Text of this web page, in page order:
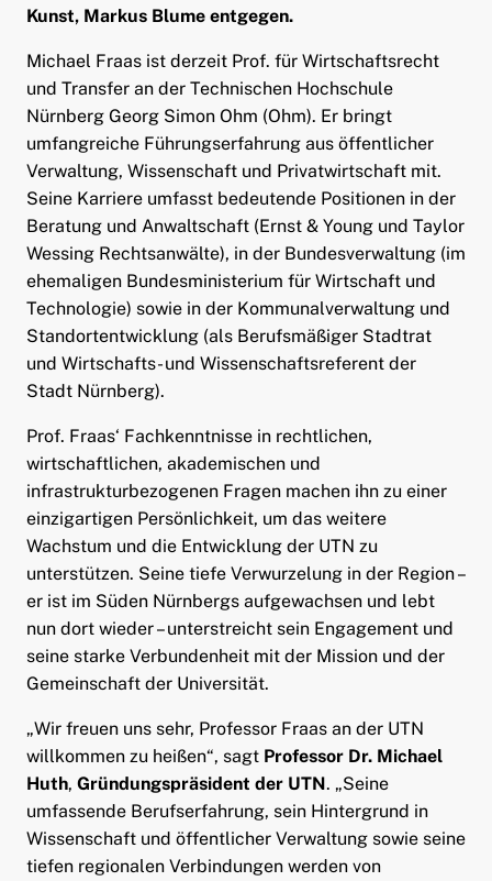
Kunst, Markus Blume entgegen.
Michael Fraas ist derzeit Prof. für Wirtschaftsrecht
und Transfer an der Technischen Hochschule
Nürnberg Georg Simon Ohm (Ohm). Er bringt
umfangreiche Führungserfahrung aus öffentlicher
Verwaltung, Wissenschaft und Privatwirtschaft mit.
Seine Karriere umfasst bedeutende Positionen in der
Beratung und Anwaltschaft (Ernst & Young und Taylor
Wessing Rechtsanwälte), in der Bundesverwaltung (im
ehemaligen Bundesministerium für Wirtschaft und
Technologie) sowie in der Kommunalverwaltung und
Standortentwicklung (als Berufsmäßiger Stadtrat
und Wirtschafts- und Wissenschaftsreferent der
Stadt Nürnberg).
Prof. Fraas‘ Fachkenntnisse in rechtlichen,
wirtschaftlichen, akademischen und
infrastrukturbezogenen Fragen machen ihn zu einer
einzigartigen Persönlichkeit, um das weitere
Wachstum und die Entwicklung der UTN zu
unterstützen. Seine tiefe Verwurzelung in der Region –
er ist im Süden Nürnbergs aufgewachsen und lebt
nun dort wieder – unterstreicht sein Engagement und
seine starke Verbundenheit mit der Mission und der
Gemeinschaft der Universität.
„Wir freuen uns sehr, Professor Fraas an der UTN
willkommen zu heißen“, sagt Professor Dr. Michael
Huth, Gründungspräsident der UTN. „Seine
umfassende Berufserfahrung, sein Hintergrund in
Wissenschaft und öffentlicher Verwaltung sowie seine
tiefen regionalen Verbindungen werden von